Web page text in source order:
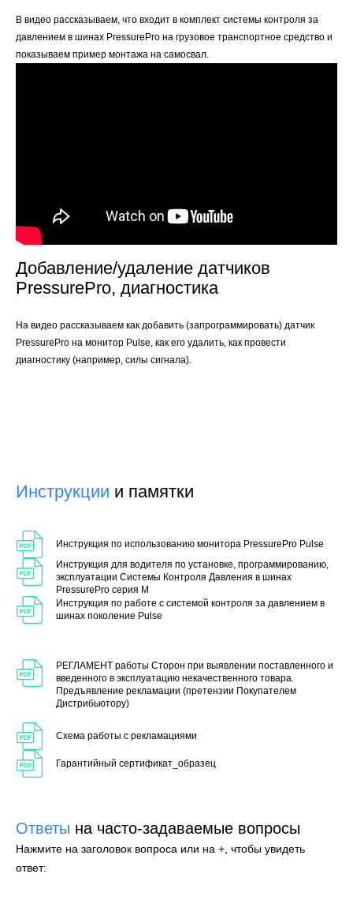
В видео рассказываем, что входит в комплект системы контроля за
давлением в шинах PressurePro на грузовое транспортное средство и
показываем пример монтажа на самосвал.
Добавление/удаление датчиков
PressurePro, диагностика
На видео рассказываем как добавить (запрограммировать) датчик
PressurePro на монитор Pulse, как его удалить, как провести
диагностику (например, силы сигнала).
Инструкции и памятки
Инструкция по использованию монитора PressurePro Pulse
Инструкция для водителя по установке, программированию,
эксплуатации Системы Контроля Давления в шинах
PressurePro серия M
Инструкция по работе с системой контроля за давлением в
шинах поколение Pulse
РЕГЛАМЕНТ работы Сторон при выявлении поставленного и
введенного в эксплуатацию некачественного товара.
Предъявление рекламации (претензии Покупателем
Дистрибьютору)
Схема работы с рекламациями
Гарантийный сертификат_образец
Ответы на часто-задаваемые вопросы
Нажмите на заголовок вопроса или на +, чтобы увидеть
ответ: